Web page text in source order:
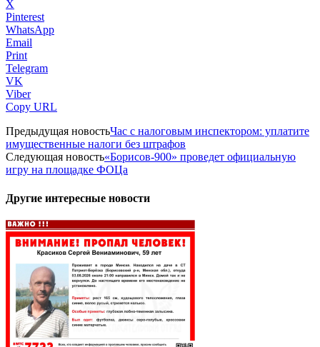
X
Pinterest
WhatsApp
Email
Print
Telegram
VK
Viber
Copy URL
Предыдущая новостьЧас с налоговым инспектором: уплатите
имущественные налоги без штрафов
Следующая новость«Борисов-900» проведет официальную
игру на площадке ФОЦа
Другие интересные новости